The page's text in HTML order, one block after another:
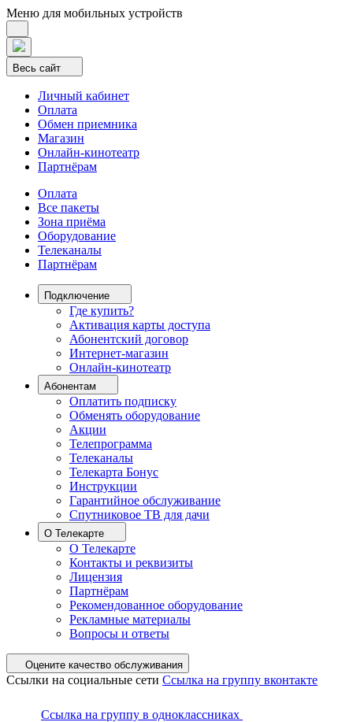
Меню для мобильных устройств
Весь сайт
Личный кабинет
Оплата
Обмен приемника
Магазин
Онлайн-кинотеатр
Партнёрам
Оплата
Все пакеты
Зона приёма
Оборудование
Телеканалы
Партнёрам
Подключение
Где купить?
Активация карты доступа
Абонентский договор
Интернет-магазин
Онлайн-кинотеатр
Абонентам
Оплатить подписку
Обменять оборудование
Акции
Телепрограмма
Телеканалы
Телекарта Бонус
Инструкции
Гарантийное обслуживание
Спутниковое ТВ для дачи
О Телекарте
О Телекарте
Контакты и реквизиты
Лицензия
Партнёрам
Рекомендованное оборудование
Рекламные материалы
Вопросы и ответы
Оцените качество обслуживания
Ссылки на социальные сети Ссылка на группу вконтакте
Ссылка на группу в одноклассниках